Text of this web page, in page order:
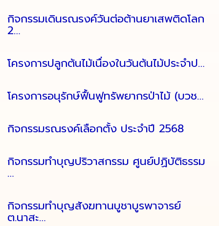
กิจกรรมเดินรณรงค์วันต่อต้านยาเสพติดโลก
2…
โครงการปลูกต้นไม้เนื่องในวันต้นไม้ประจำป…
โครงการอนุรักษ์ฟื้นฟูทรัพยากรป่าไม้ (บวช…
กิจกรรมรณรงค์เลือกตั้ง ประจำปี 2568
กิจกรรมทำบุญปริวาสกรรม ศูนย์ปฏิบัติธรรม
…
กิจกรรมทำบุญสังฆทานบูชาบูรพาจารย์
ต.นาสะ…